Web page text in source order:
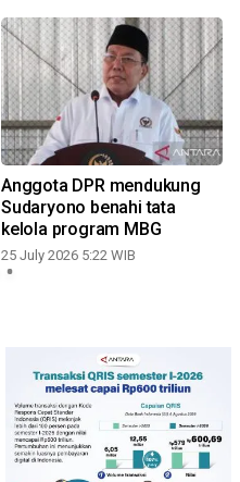
Anggota DPR mendukung
Sudaryono benahi tata
kelola program MBG
25 July 2026 5:22 WIB